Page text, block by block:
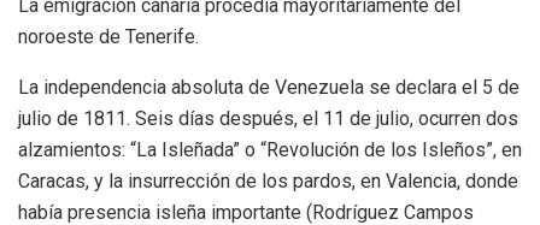
La emigración canaria procedía mayoritariamente del
noroeste de Tenerife.
La independencia absoluta de Venezuela se declara el 5 de
julio de 1811. Seis días después, el 11 de julio, ocurren dos
alzamientos: “La Isleñada” o “Revolución de los Isleños”, en
Caracas, y la insurrección de los pardos, en Valencia, donde
había presencia isleña importante (Rodríguez Campos